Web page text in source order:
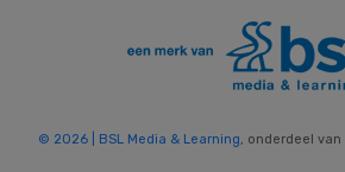
© 2026 | BSL Media & Learning, onderdeel van